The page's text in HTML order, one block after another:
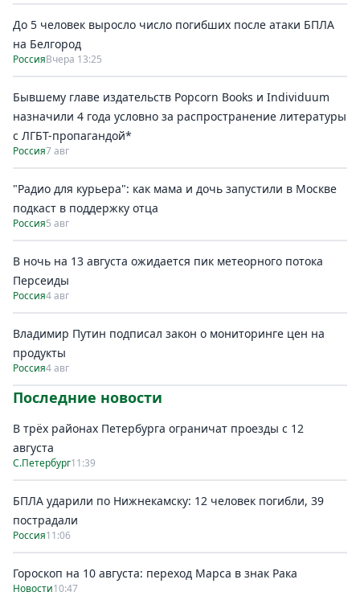
До 5 человек выросло число погибших после атаки БПЛА
на Белгород
РоссияВчера 13:25
Бывшему главе издательств Popcorn Books и Individuum
назначили 4 года условно за распространение литературы
с ЛГБТ-пропагандой*
Россия7 авг
"Радио для курьера": как мама и дочь запустили в Москве
подкаст в поддержку отца
Россия5 авг
В ночь на 13 августа ожидается пик метеорного потока
Персеиды
Россия4 авг
Владимир Путин подписал закон о мониторинге цен на
продукты
Россия4 авг
Последние новости
В трёх районах Петербурга ограничат проезды с 12
августа
С.Петербург11:39
БПЛА ударили по Нижнекамску: 12 человек погибли, 39
пострадали
Россия11:06
Гороскоп на 10 августа: переход Марса в знак Рака
Новости10:47